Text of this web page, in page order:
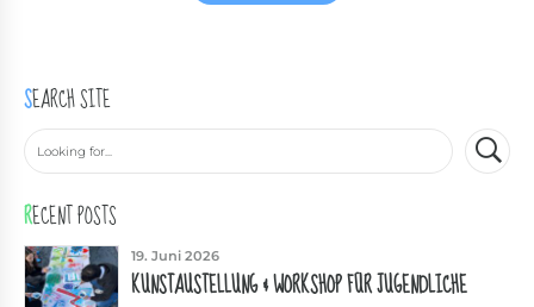
SEARCH SITE
RECENT POSTS
19. Juni 2026
KUNSTAUSTELLUNG & WORKSHOP FÜR JUGENDLICHE